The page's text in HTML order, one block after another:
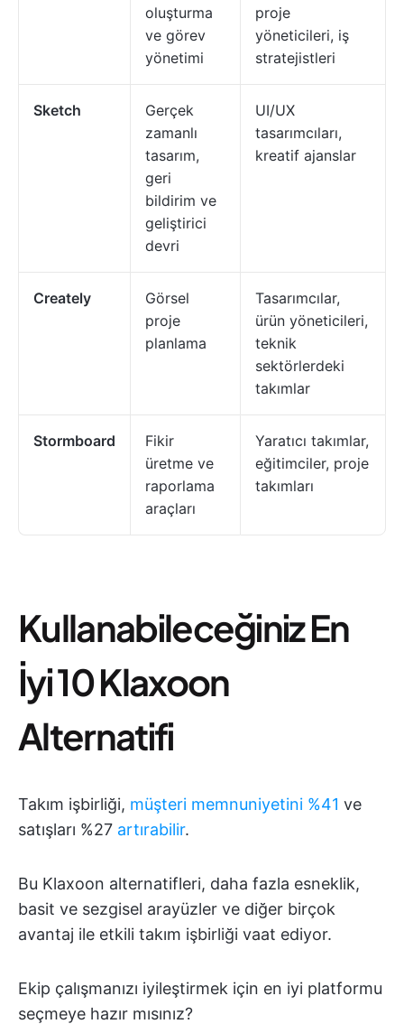
oluşturma
ve görev
yönetimi
proje
yöneticileri, iş
stratejistleri
Sketch
Gerçek
zamanlı
tasarım,
geri
bildirim ve
geliştirici
devri
UI/UX
tasarımcıları,
kreatif ajanslar
Creately
Görsel
proje
planlama
Tasarımcılar,
ürün yöneticileri,
teknik
sektörlerdeki
takımlar
Stormboard
Fikir
üretme ve
raporlama
araçları
Yaratıcı takımlar,
eğitimciler, proje
takımları
Kullanabileceğiniz En
İyi 10 Klaxoon
Alternatifi
Takım işbirliği, müşteri memnuniyetini %41 ve
satışları %27 artırabilir.
Bu Klaxoon alternatifleri, daha fazla esneklik,
basit ve sezgisel arayüzler ve diğer birçok
avantaj ile etkili takım işbirliği vaat ediyor.
Ekip çalışmanızı iyileştirmek için en iyi platformu
seçmeye hazır mısınız?